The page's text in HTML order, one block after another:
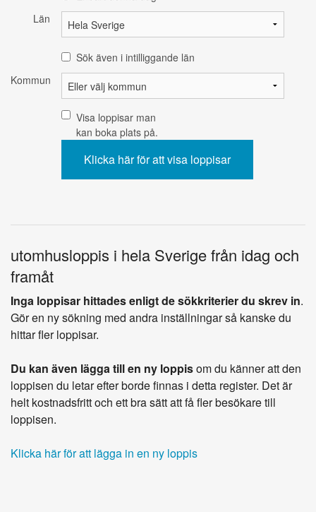
Län
Sök även i intilliggande län
Kommun
Visa loppisar man
kan boka plats på.
utomhusloppis i hela Sverige från idag och
framåt
Inga loppisar hittades enligt de sökkriterier du skrev in.
Gör en ny sökning med andra inställningar så kanske du
hittar fler loppisar.
Du kan även lägga till en ny loppisom du känner att den
loppisen du letar efter borde finnas i detta register. Det är
helt kostnadsfritt och ett bra sätt att få fler besökare till
loppisen.
Klicka här för att lägga in en ny loppis